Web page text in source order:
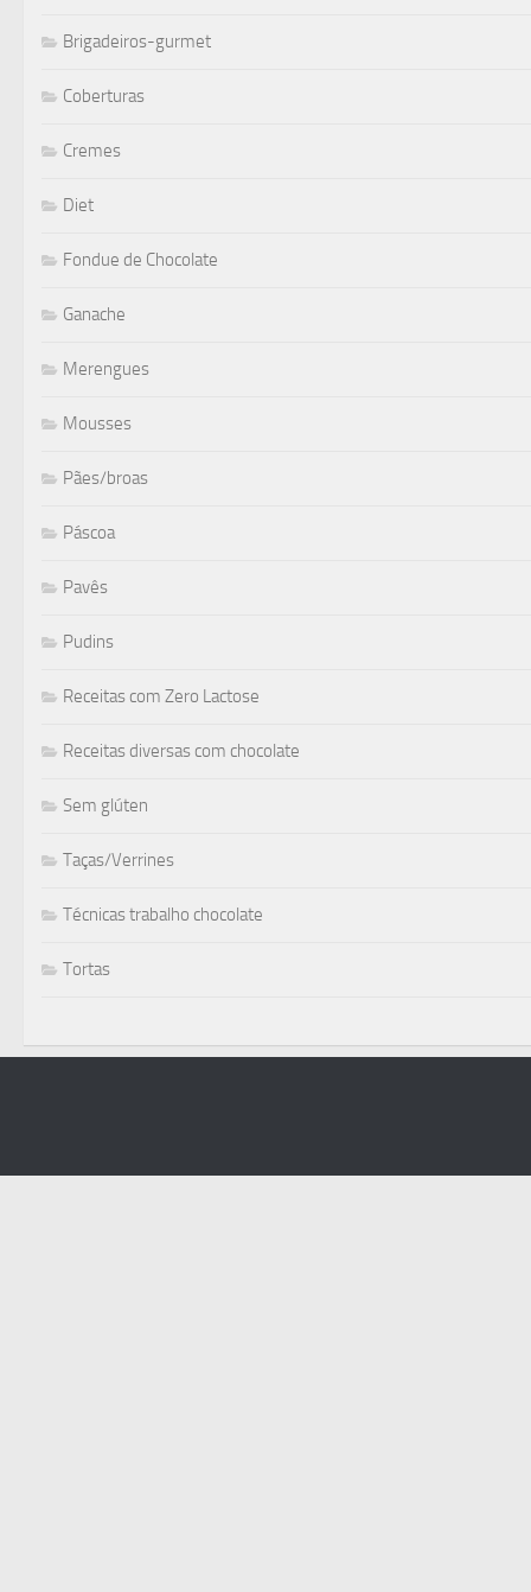
Brigadeiros-gurmet
Coberturas
Cremes
Diet
Fondue de Chocolate
Ganache
Merengues
Mousses
Pães/broas
Páscoa
Pavês
Pudins
Receitas com Zero Lactose
Receitas diversas com chocolate
Sem glúten
Taças/Verrines
Técnicas trabalho chocolate
Tortas